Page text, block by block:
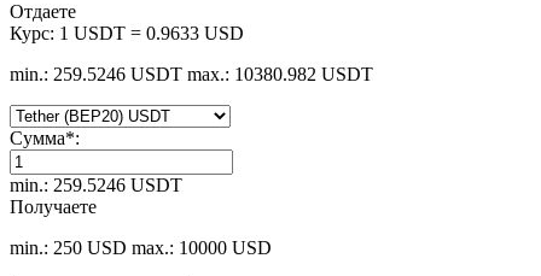
Отдаете
Курс: 1 USDT = 0.9633 USD
min.: 259.5246 USDT max.: 10380.982 USDT
Сумма*:
min.: 259.5246 USDT
Получаете
min.: 250 USD max.: 10000 USD